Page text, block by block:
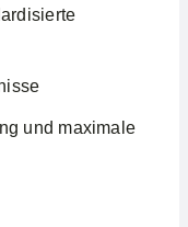
und maximale